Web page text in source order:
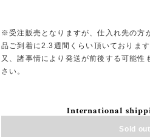
※受注販売となりますが、仕入れ先の方
品ご到着に2.3週間くらい頂いております
又、諸事情により発送が前後する可能性
さい。
International
Sold out